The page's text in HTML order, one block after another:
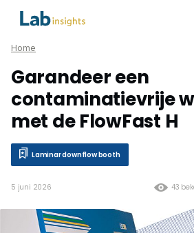
Home
Garandeer een
contaminatievrije
met de FlowFast H
Laminar downflow booth
43
5 juni 2026